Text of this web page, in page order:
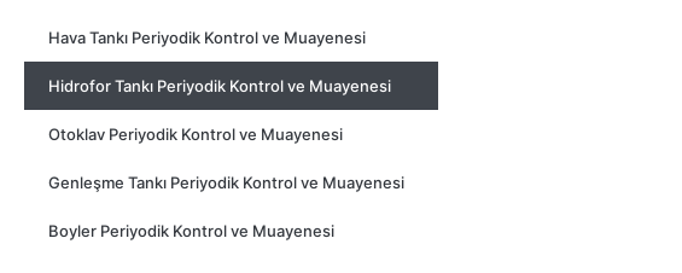
Hava Tankı Periyodik Kontrol ve Muayenesi
Hidrofor Tankı Periyodik Kontrol ve Muayenesi
Otoklav Periyodik Kontrol ve Muayenesi
Genleşme Tankı Periyodik Kontrol ve Muayenesi
Boyler Periyodik Kontrol ve Muayenesi